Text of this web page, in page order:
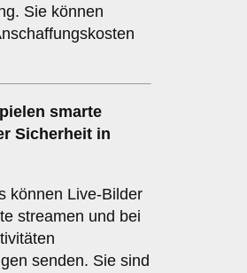
Sie können
smarte
Sicherheit in
können Live-Bilder
streamen und bei
senden. Sie sind